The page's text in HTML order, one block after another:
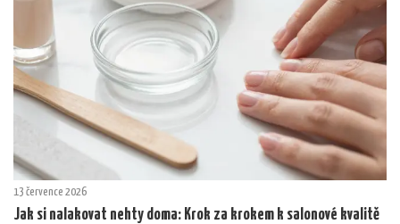
13 července 2026
Jak si nalakovat nehty doma: Krok za krokem k salonové kvalitě